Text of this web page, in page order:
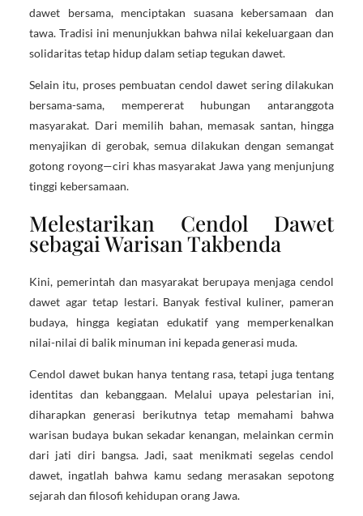
dawet bersama, menciptakan suasana kebersamaan dan
tawa. Tradisi ini menunjukkan bahwa nilai kekeluargaan dan
solidaritas tetap hidup dalam setiap tegukan dawet.
Selain itu, proses pembuatan cendol dawet sering dilakukan
bersama-sama, mempererat hubungan antaranggota
masyarakat. Dari memilih bahan, memasak santan, hingga
menyajikan di gerobak, semua dilakukan dengan semangat
gotong royong—ciri khas masyarakat Jawa yang menjunjung
tinggi kebersamaan.
Melestarikan Cendol Dawet
sebagai Warisan Takbenda
Kini, pemerintah dan masyarakat berupaya menjaga cendol
dawet agar tetap lestari. Banyak festival kuliner, pameran
budaya, hingga kegiatan edukatif yang memperkenalkan
nilai-nilai di balik minuman ini kepada generasi muda.
Cendol dawet bukan hanya tentang rasa, tetapi juga tentang
identitas dan kebanggaan. Melalui upaya pelestarian ini,
diharapkan generasi berikutnya tetap memahami bahwa
warisan budaya bukan sekadar kenangan, melainkan cermin
dari jati diri bangsa. Jadi, saat menikmati segelas cendol
dawet, ingatlah bahwa kamu sedang merasakan sepotong
sejarah dan filosofi kehidupan orang Jawa.